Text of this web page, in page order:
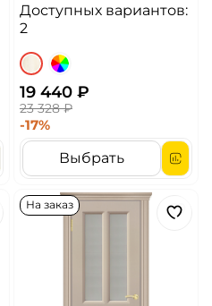
Доступных вариантов:
2
19 440 ₽
23 328 ₽
-17%
Выбрать
На заказ